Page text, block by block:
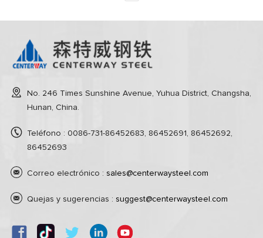
No. 246 Times Sunshine Avenue, Yuhua District, Changsha,
Hunan, China.
Teléfono : 0086-731-86452683, 86452691, 86452692,
86452693
Correo electrónico : sales@centerwaysteel.com
Quejas y sugerencias : suggest@centerwaysteel.com